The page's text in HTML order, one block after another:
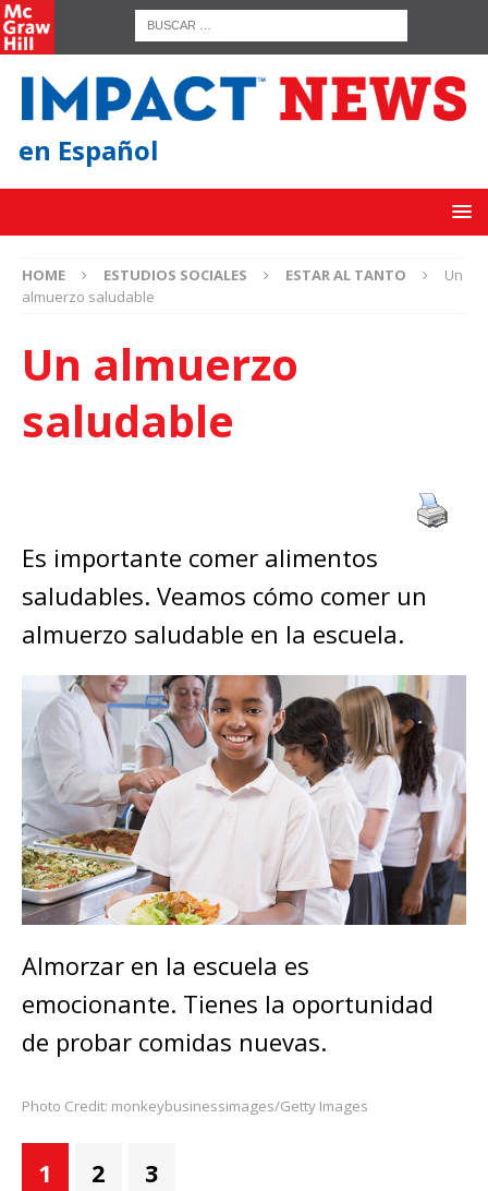
en Español
HOME ESTUDIOS SOCIALES ESTAR AL TANTO
Un
almuerzo saludable
Un almuerzo
saludable
Es importante comer alimentos
saludables. Veamos cómo comer un
almuerzo saludable en la escuela.
Almorzar en la escuela es
emocionante. Tienes la oportunidad
de probar comidas nuevas.
Photo Credit: monkeybusinessimages/Getty Images
1 2 3